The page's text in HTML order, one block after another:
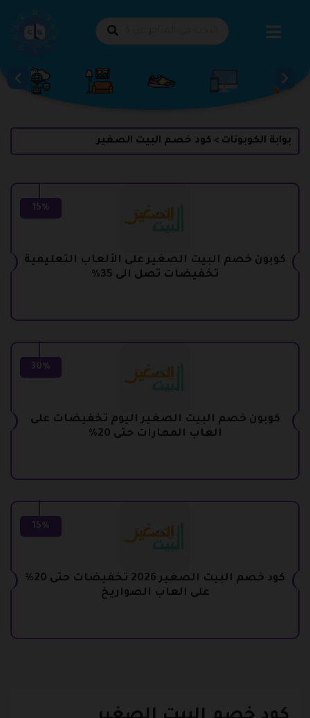
بوابة الكوبونات > كود خصم البيت الصغير
15%
كوبون خصم البيت الصغير على الألعاب التعليمية
تخفيضات تصل الى 35%
30%
كوبون خصم البيت الصغير اليوم تخفيضات على
العاب المهارات حتى 20%
15%
كود خصم البيت الصغير 2026 تخفيضات حتى 20%
على العاب الصواريخ